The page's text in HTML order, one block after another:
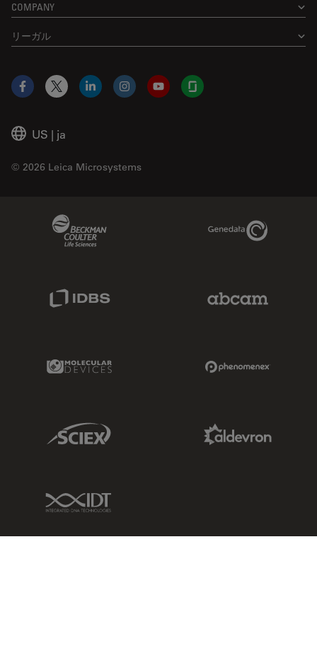
COMPANY
リーガル
US | ja
© 2026 Leica Microsystems
Facebook
X LinkedInInstagramYouTubeGlassdoor
Genedata Link
Molecular Devices Link
Sciex Link
IDT Link